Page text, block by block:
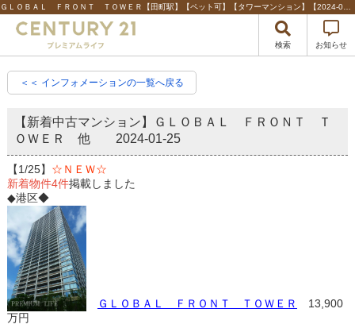
検索 お知らせ
＜＜ インフォメーションの一覧へ戻る
【新着中古マンション】ＧＬＯＢＡＬ ＦＲＯＮＴ Ｔ
ＯＷＥＲ 他 2024-01-25
【1/25】 ☆ＮＥＷ☆
新着物件4件掲載しました
◆港区◆
ＧＬＯＢＡＬ ＦＲＯＮＴ ＴＯＷＥＲ
13,900
万円